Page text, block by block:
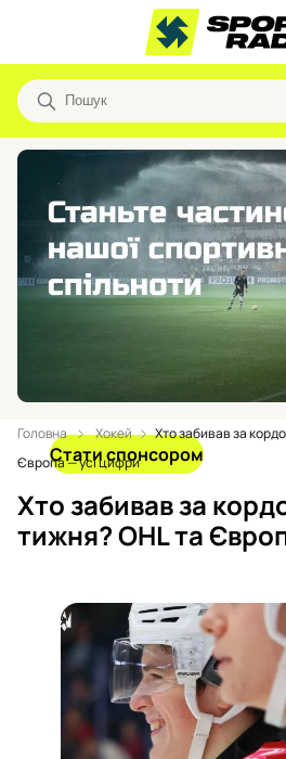
Стати спонсором
Головна Хокей
Хто забивав за
Європа — усі цифри
Хто забивав за
тижня? OHL та